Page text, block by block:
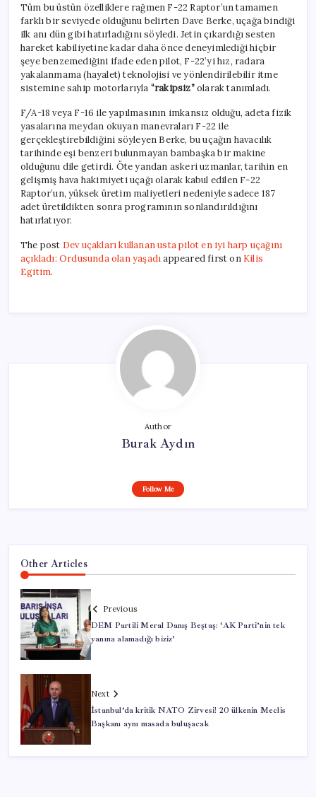
Tüm bu üstün özelliklere rağmen F-22 Raptor’un tamamen
farklı bir seviyede olduğunu belirten Dave Berke, uçağa bindiği
ilk anı dün gibi hatırladığını söyledi. Jetin çıkardığı sesten
hareket kabiliyetine kadar daha önce deneyimlediği hiçbir
şeye benzemediğini ifade eden pilot, F-22’yi hız, radara
yakalanmama (hayalet) teknolojisi ve yönlendirilebilir itme
sistemine sahip motorlarıyla “rakipsiz”olarak tanımladı.
F/A-18 veya F-16 ile yapılmasının imkansız olduğu, adeta fizik
yasalarına meydan okuyan manevraları F-22 ile
gerçekleştirebildiğini söyleyen Berke, bu uçağın havacılık
tarihinde eşi benzeri bulunmayan bambaşka bir makine
olduğunu dile getirdi. Öte yandan askeri uzmanlar, tarihin en
gelişmiş hava hakimiyeti uçağı olarak kabul edilen F-22
Raptor’un, yüksek üretim maliyetleri nedeniyle sadece 187
adet üretildikten sonra programının sonlandırıldığını
hatırlatıyor.
The post Dev uçakları kullanan usta pilot en iyi harp uçağını
açıkladı: Ordusunda olan yaşadıappeared first on Kilis
Egitim.
Author
Burak Aydın
Follow Me
Other Articles
Previous
DEM Partili Meral Danış Beştaş: ‘AK Parti’nin tek
yanına alamadığı biziz’
Next
İstanbul’da kritik NATO Zirvesi! 20 ülkenin Meclis
Başkanı aynı masada buluşacak